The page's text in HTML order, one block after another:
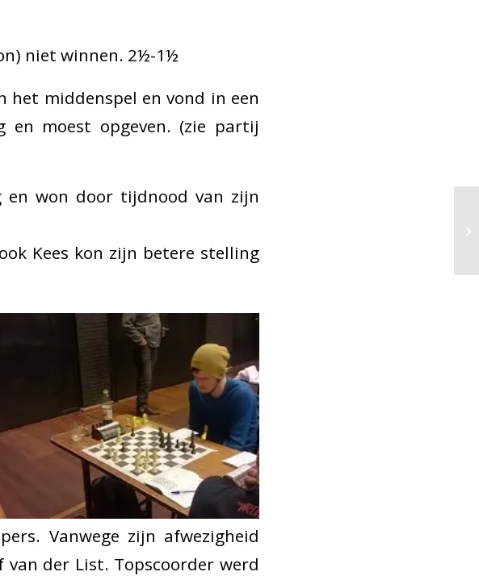
niet winnen. 2½-1½
het middenspel en vond in een
en moest opgeven. (zie partij
en won door tijdnood van zijn
Kees kon zijn betere stelling
Vanwege zijn afwezigheid
der List. Topscoorder werd